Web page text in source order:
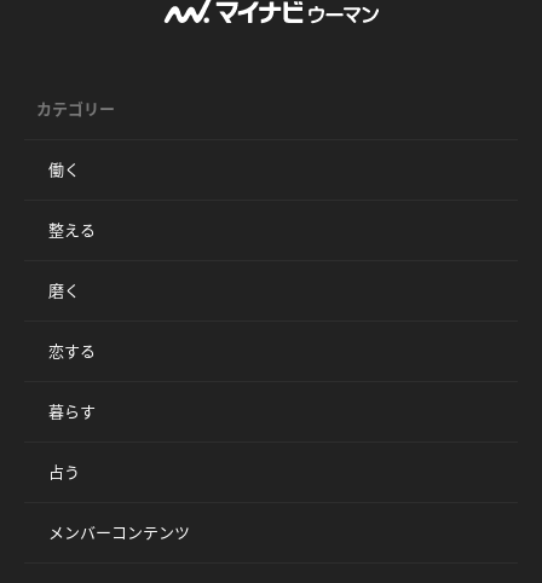
カテゴリー
働く
整える
磨く
恋する
暮らす
占う
メンバーコンテンツ